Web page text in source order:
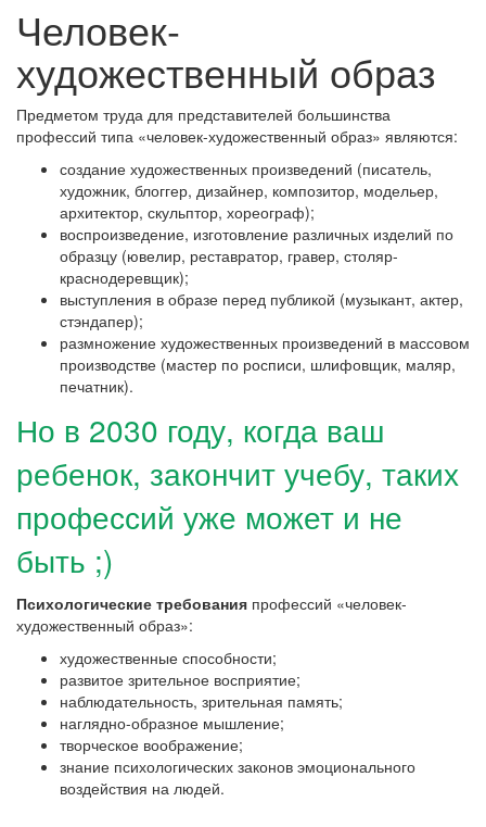
Человек-
художественный образ
Предметом труда для представителей большинства
профессий типа «человек-художественный образ» являются:
создание художественных произведений (писатель,
художник, блоггер, дизайнер, композитор, модельер,
архитектор, скульптор, хореограф);
воспроизведение, изготовление различных изделий по
образцу (ювелир, реставратор, гравер, столяр-
краснодеревщик);
выступления в образе перед публикой (музыкант, актер,
стэндапер);
размножение художественных произведений в массовом
производстве (мастер по росписи, шлифовщик, маляр,
печатник).
Но в 2030 году, когда ваш
ребенок, закончит учебу, таких
профессий уже может и не
быть ;)
Психологические требования профессий «человек-
художественный образ»:
художественные способности;
развитое зрительное восприятие;
наблюдательность, зрительная память;
наглядно-образное мышление;
творческое воображение;
знание психологических законов эмоционального
воздействия на людей.